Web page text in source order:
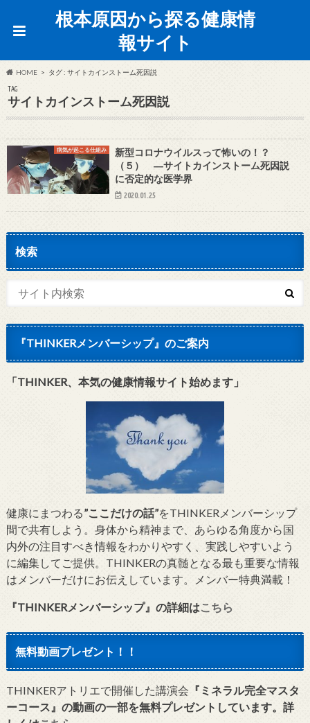
根本原因から探る健康情
報サイト
HOME タグ : サイトカインストーム死因説
TAG
サイトカインストーム死因説
病気が起こる仕組み
新型コロナウイルスって怖いの！？
（５） ―サイトカインストーム死因説
に否定的な医学界
2020.01.25
検索
『THINKERメンバーシップ』のご案内
「THINKER、本気の健康情報サイト始めます」
健康にまつわる”ここだけの話”をTHINKERメンバーシップ
間で共有しよう。身体から精神まで、あらゆる角度から国
内外の注目すべき情報をわかりやすく、実践しやすいよう
に編集してご提供。THINKERの真髄となる最も重要な情報
はメンバーだけにお伝えしています。メンバー特典満載！
『THINKERメンバーシップ』 の詳細はこちら
無料動画プレゼント！！
THINKERアトリエで開催した講演会 『ミネラル完全マスタ
ーコース』の動画の一部を無料プレゼントしています。詳